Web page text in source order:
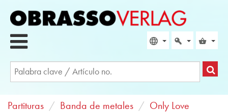
Partituras Banda de metales Only Love